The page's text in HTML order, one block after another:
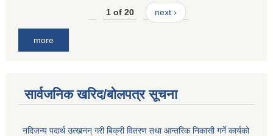
1 of 20 next ›
more
सार्वजनिक खरिद/बोलपत्र सूचना
नदिजन्य पदार्थ उत्खनन् गरी बिक्री वितरण तथा आन्तरिक निकासी गर्ने कार्यको